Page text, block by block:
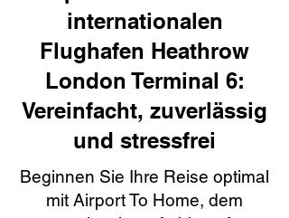
internationalen
Flughafen Heathrow
London Terminal 6:
Vereinfacht, zuverlässig
und stressfrei
Beginnen Sie Ihre Reise optimal
mit Airport To Home, dem